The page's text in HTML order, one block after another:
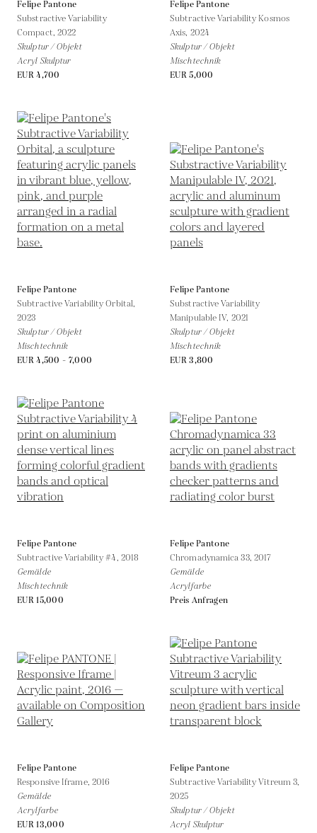
Felipe Pantone
Substractive Variability
Compact, 2022
Skulptur / Objekt
Acryl Skulptur
EUR 4,700
Felipe Pantone
Subtractive Variability Kosmos
Axis, 2024
Skulptur / Objekt
Mischtechnik
EUR 5,000
Felipe Pantone
Subtractive Variability Orbital,
2023
Skulptur / Objekt
Mischtechnik
EUR 4,500 - 7,000
Felipe Pantone
Substractive Variability
Manipulable IV, 2021
Skulptur / Objekt
Mischtechnik
EUR 3,800
Felipe Pantone
Subtractive Variability #4, 2018
Gemälde
Mischtechnik
EUR 15,000
Felipe Pantone
Chromadynamica 33, 2017
Gemälde
Acrylfarbe
Preis Anfragen
Felipe Pantone
Responsive Iframe, 2016
Gemälde
Acrylfarbe
EUR 13,000
Felipe Pantone
Subtractive Variability Vitreum 3,
2025
Skulptur / Objekt
Acryl Skulptur